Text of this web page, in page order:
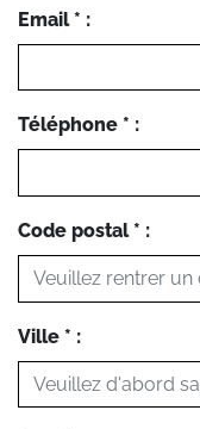
Email * :
Téléphone * :
Code postal * :
Ville * :